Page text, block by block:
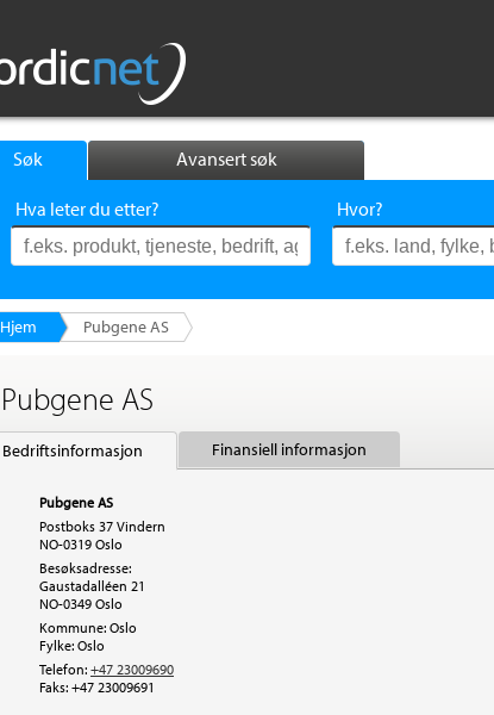
Søk Avansert søk
Hva leter du etter? Hvor?
Hjem Pubgene AS
Pubgene AS
Bedriftsinformasjon Finansiell informasjon
Pubgene AS
Postboks 37 Vindern
NO-0319 Oslo
Besøksadresse:
Gaustadalléen 21
NO-0349 Oslo
Kommune: Oslo
Fylke: Oslo
Telefon: +47 23009690
Faks: +47 23009691